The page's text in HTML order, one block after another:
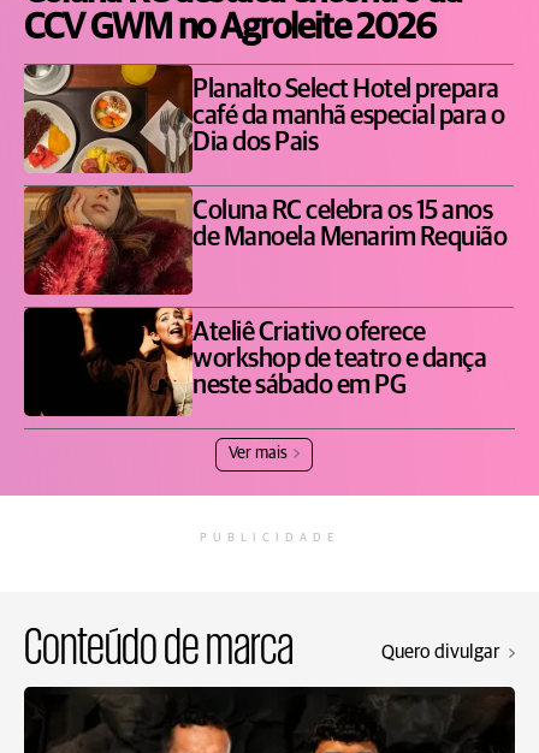
CCV GWM no Agroleite 2026
Planalto Select Hotel prepara
café da manhã especial para o
Dia dos Pais
Coluna RC celebra os 15 anos
de Manoela Menarim Requião
Ateliê Criativo oferece
workshop de teatro e dança
neste sábado em PG
Ver mais
PUBLICIDADE
Conteúdo de marca Quero divulgar